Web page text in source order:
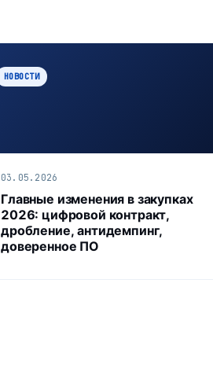
НОВОСТИ
03.05.2026
Главные изменения в закупках
2026: цифровой контракт,
дробление, антидемпинг,
доверенное ПО